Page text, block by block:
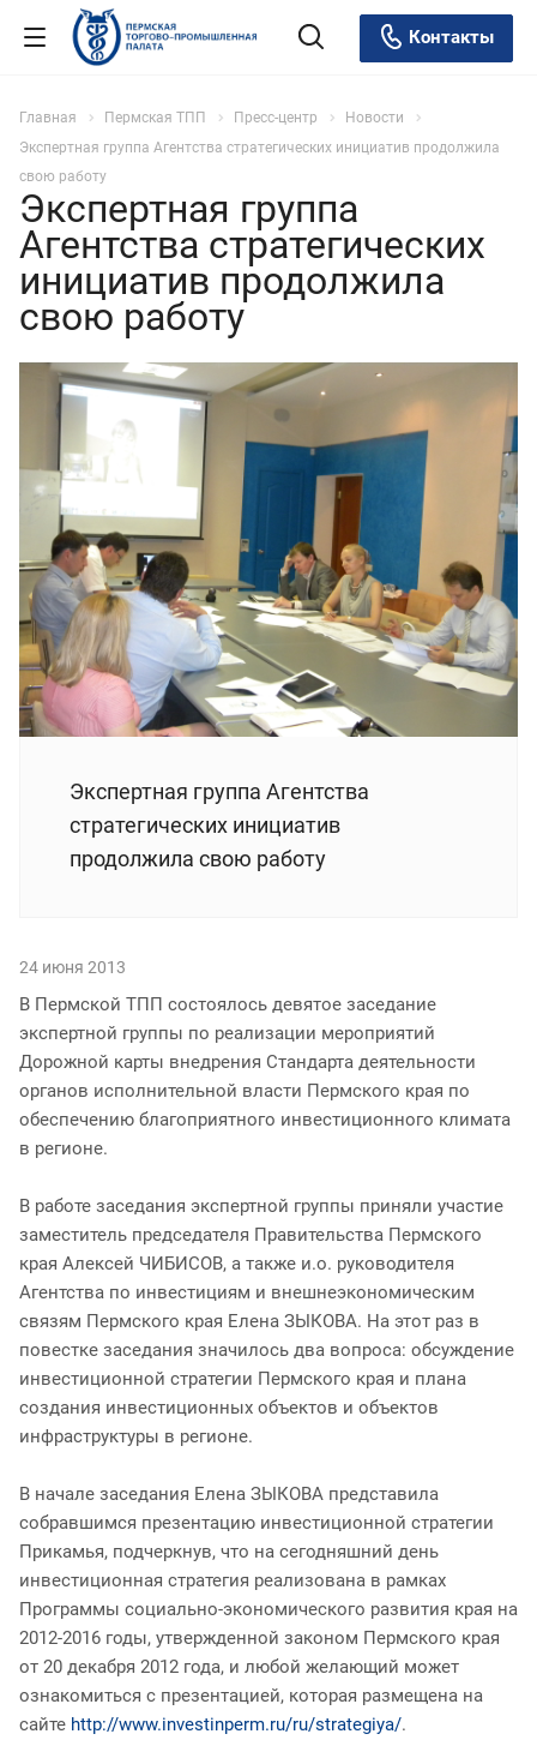
Контакты
Главная Пермская ТПП Пресс-центр
Новости
Экспертная группа Агентства стратегических инициатив продолжила
свою работу
Экспертная группа
Агентства стратегических
инициатив продолжила
свою работу
Экспертная группа Агентства
стратегических инициатив
продолжила свою работу
24 июня 2013
В Пермской ТПП состоялось девятое заседание
экспертной группы по реализации мероприятий
Дорожной карты внедрения Стандарта деятельности
органов исполнительной власти Пермского края по
обеспечению благоприятного инвестиционного климата
в регионе.
В работе заседания экспертной группы приняли участие
заместитель председателя Правительства Пермского
края Алексей ЧИБИСОВ, а также и.о. руководителя
Агентства по инвестициям и внешнеэкономическим
связям Пермского края Елена ЗЫКОВА. На этот раз в
повестке заседания значилось два вопроса: обсуждение
инвестиционной стратегии Пермского края и плана
создания инвестиционных объектов и объектов
инфраструктуры в регионе.
В начале заседания Елена ЗЫКОВА представила
собравшимся презентацию инвестиционной стратегии
Прикамья, подчеркнув, что на сегодняшний день
инвестиционная стратегия реализована в рамках
Программы социально-экономического развития края на
2012-2016 годы, утвержденной законом Пермского края
от 20 декабря 2012 года, и любой желающий может
ознакомиться с презентацией, которая размещена на
сайте http://www.investinperm.ru/ru/strategiya/.